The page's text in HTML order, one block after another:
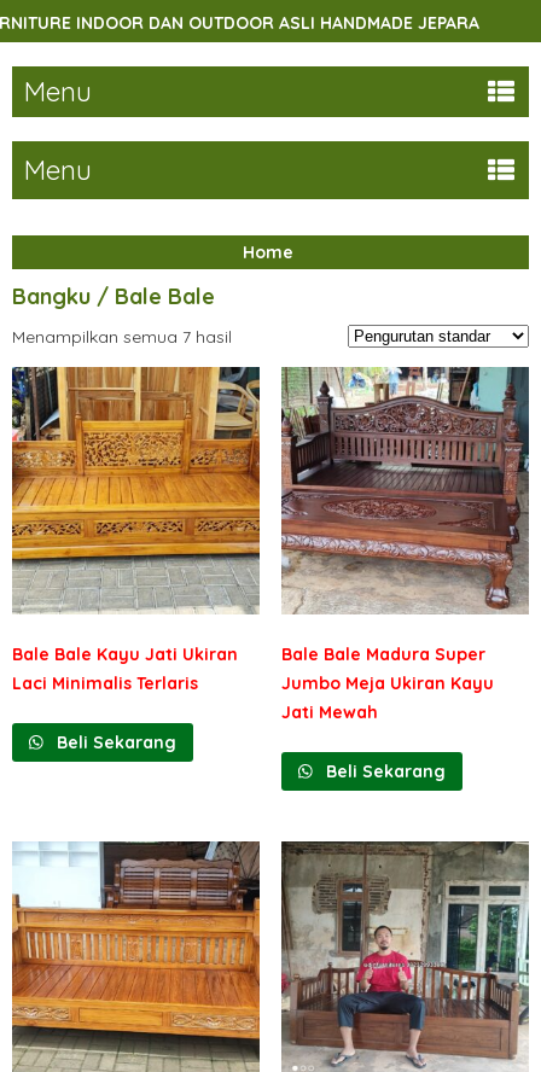
INDOOR DAN OUTDOOR ASLI HANDMADE JEPARA
Menu
Menu
Home
Bangku / Bale Bale
Menampilkan semua 7 hasil
Bale Bale Kayu Jati Ukiran
Laci Minimalis Terlaris
Beli Sekarang
Bale Bale Madura Super
Jumbo Meja Ukiran Kayu
Jati Mewah
Beli Sekarang